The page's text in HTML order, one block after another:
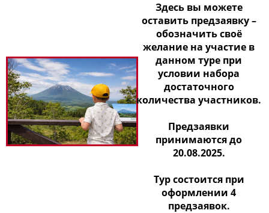
Здесь вы можете
оставить предзаявку –
обозначить своё
желание на участие в
данном туре при
условии набора
достаточного
количества участников.
Предзаявки
принимаются до
20.08.2025.
Тур состоится при
оформлении 4
предзаявок.